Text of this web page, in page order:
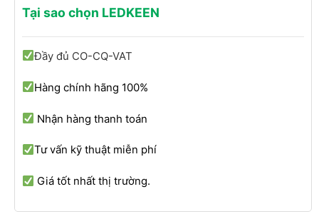
Tại sao chọn LEDKEEN
Đầy đủ CO-CQ-VAT
Hàng chính hãng 100%
Nhận hàng thanh toán
Tư vấn kỹ thuật miễn phí
Giá tốt nhất thị trường.